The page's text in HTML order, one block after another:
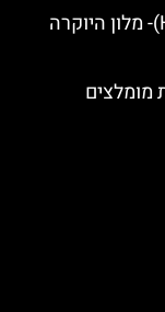
מלון קוורנר באופטייה (Hotel Kvarner)- מלון היוקרה